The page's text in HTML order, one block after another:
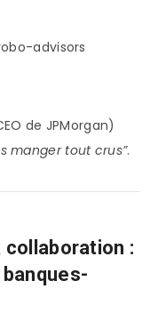
advisors
de JPMorgan)
manger tout crus”.
collaboration :